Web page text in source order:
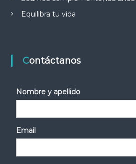
Equilibra tu vida
Contáctanos
Nombre y apellido
Email